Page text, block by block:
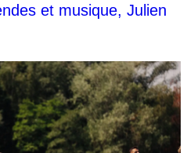
et musique, Julien